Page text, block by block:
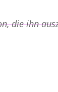
die ihn